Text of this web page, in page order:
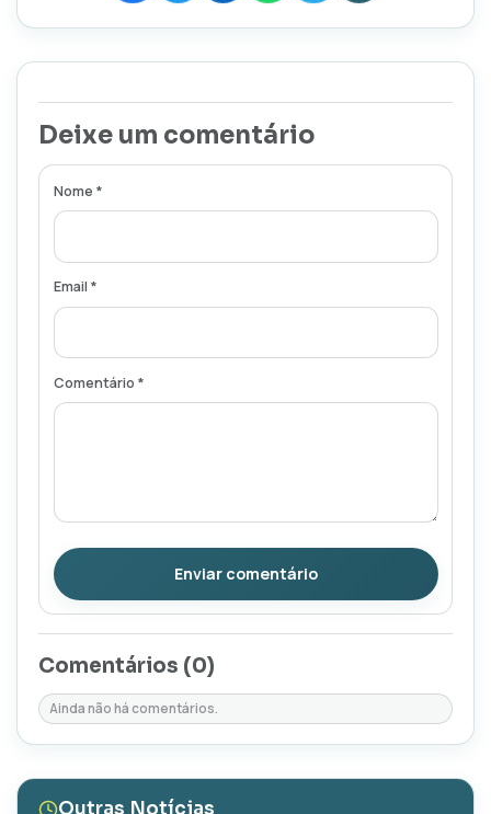
Deixe um comentário
Nome *
Email *
Comentário *
Enviar comentário
Comentários (0)
Ainda não há comentários.